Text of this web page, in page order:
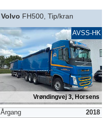
Volvo FH500, Tip/kran
AVSS-HK
Vrøndingvej 3, Horsens
Årgang
2018